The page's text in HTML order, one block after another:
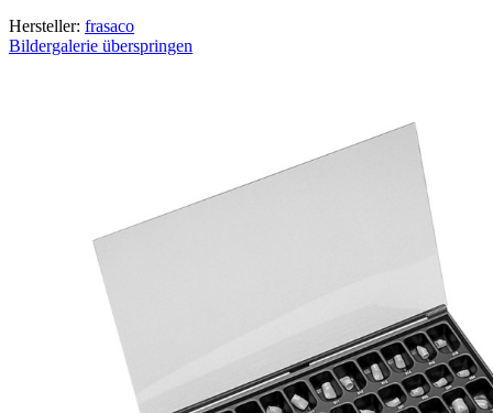
Hersteller: frasaco
Bildergalerie überspringen